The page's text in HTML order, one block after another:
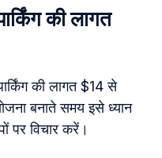
की लागत
की लागत $14 से
बनाते समय इसे ध्यान
पर विचार करें।